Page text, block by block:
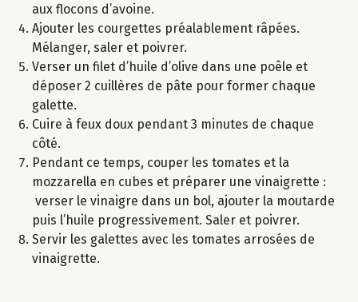
aux flocons d’avoine.
Ajouter les courgettes préalablement râpées.
Mélanger, saler et poivrer.
Verser un filet d’huile d’olive dans une poêle et
déposer 2 cuillères de pâte pour former chaque
galette.
Cuire à feux doux pendant 3 minutes de chaque
côté.
Pendant ce temps, couper les tomates et la
mozzarella en cubes et préparer une vinaigrette :
verser le vinaigre dans un bol, ajouter la moutarde
puis l’huile progressivement. Saler et poivrer.
Servir les galettes avec les tomates arrosées de
vinaigrette.